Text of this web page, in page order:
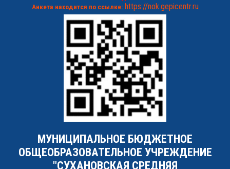
Анкета находится по ссылке: https://nok.gepicentr.ru
МУНИЦИПАЛЬНОЕ БЮДЖЕТНОЕ
ОБЩЕОБРАЗОВАТЕЛЬНОЕ УЧРЕЖДЕНИЕ
"СУХАНОВСКАЯ СРЕДНЯЯ